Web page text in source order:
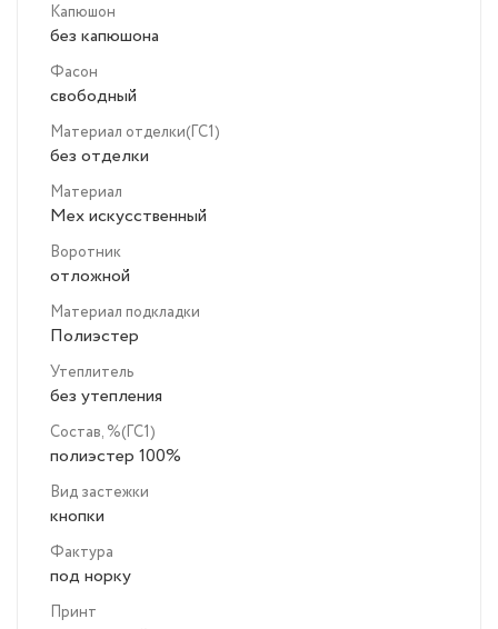
Капюшон
без капюшона
Фасон
свободный
Материал отделки(ГС1)
без отделки
Материал
Мех искусственный
Воротник
отложной
Материал подкладки
Полиэстер
Утеплитель
без утепления
Состав, %(ГС1)
полиэстер 100%
Вид застежки
кнопки
Фактура
под норку
Принт